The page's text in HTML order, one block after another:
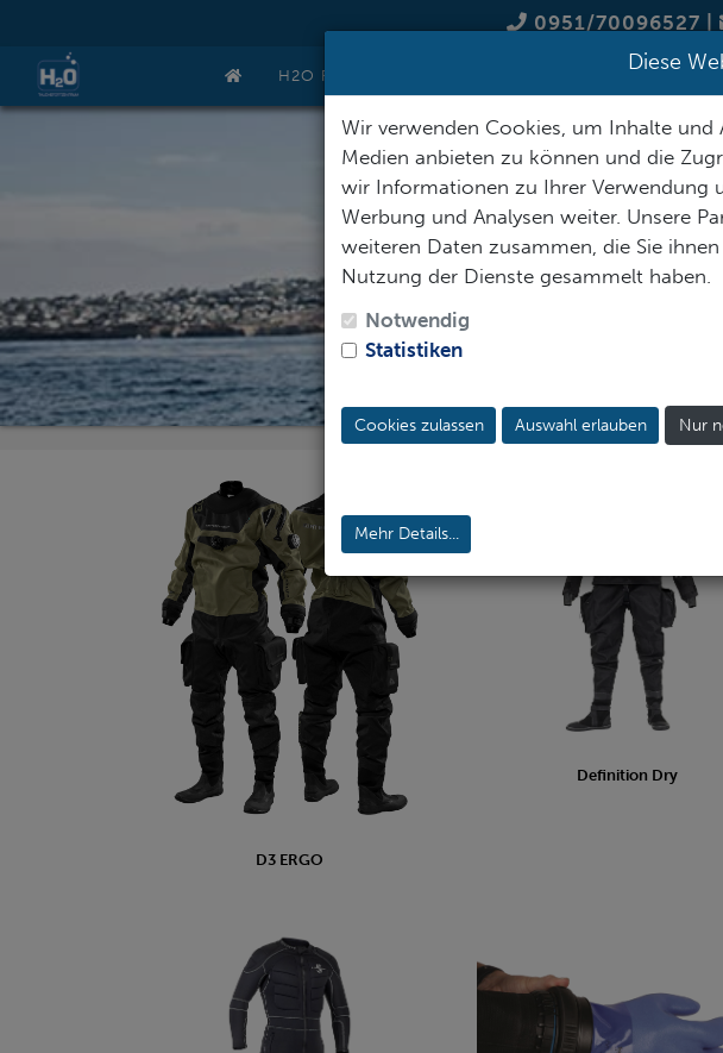
0951/70096527
H2O REISEN
D3 ERGO
Definition Dry
Diese
Wir verwenden Cookies, um Inhalte
Medien anbieten zu können und die
wir Informationen zu Ihrer Verwendung
Werbung und Analysen weiter. Unsere
weiteren Daten zusammen, die Sie
Nutzung der Dienste gesammelt haben.
Notwendig
Statistiken
Cookies zulassen Auswahl erlauben Nur
Mehr Details...